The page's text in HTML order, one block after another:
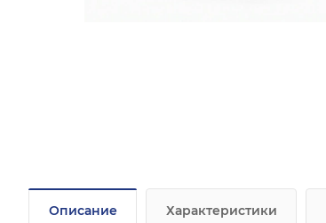
Описание Характеристики